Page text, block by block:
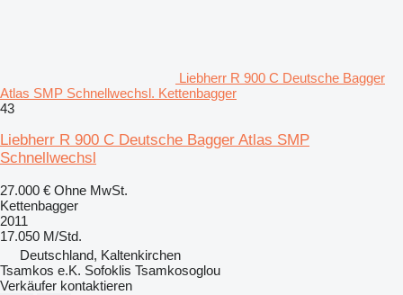
Liebherr R 900 C Deutsche Bagger
Atlas SMP Schnellwechsl. Kettenbagger
43
Liebherr R 900 C Deutsche Bagger Atlas SMP
Schnellwechsl
27.000 € Ohne MwSt.
Kettenbagger
2011
17.050 M/Std.
Deutschland, Kaltenkirchen
Tsamkos e.K. Sofoklis Tsamkosoglou
Verkäufer kontaktieren